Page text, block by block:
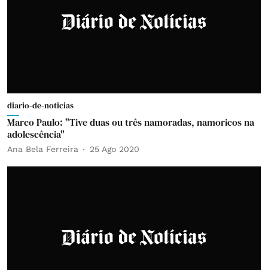
diario-de-noticias
Marco Paulo: "Tive duas ou três namoradas, namoricos na
adolescência"
Ana Bela Ferreira 25 Ago 2020